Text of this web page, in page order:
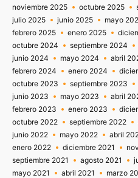
noviembre 2025
octubre 2025
julio 2025
junio 2025 mayo
febrero 2025
enero 2025
octubre 2024
septiembre 2024
junio 2024
mayo 2024 abril
febrero 2024
enero 2024
octubre 2023
septiembre 2023
junio 2023
mayo 2023 abril
febrero 2023
enero 2023
octubre 2022
septiembre 2022
junio 2022
mayo 2022 abril
enero 2022
diciembre 2021
septiembre 2021
agosto 2021
mayo 2021
abril 2021 marzo